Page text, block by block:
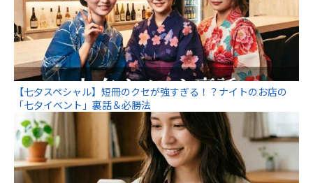
【七夕スペシャル】短冊のクセが強すぎる！？ナイトのお店の
「七夕イベント」裏話＆必勝法